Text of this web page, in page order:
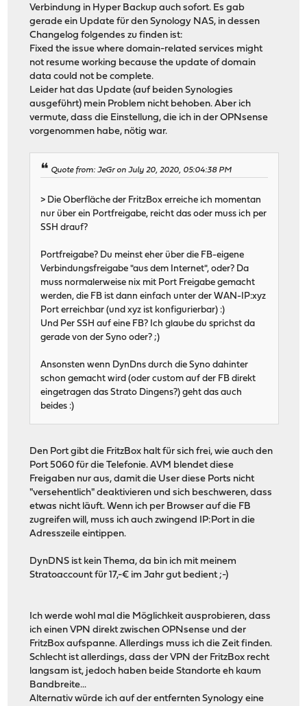
Verbindung in Hyper Backup auch sofort. Es gab
gerade ein Update für den Synology NAS, in dessen
Changelog folgendes zu finden ist:
Fixed the issue where domain-related services might
not resume working because the update of domain
data could not be complete.
Leider hat das Update (auf beiden Synologies
ausgeführt) mein Problem nicht behoben. Aber ich
vermute, dass die Einstellung, die ich in der OPNsense
vorgenommen habe, nötig war.
Quote from: JeGr on July 20, 2020, 05:04:38 PM
> Die Oberfläche der FritzBox erreiche ich momentan
nur über ein Portfreigabe, reicht das oder muss ich per
SSH drauf?
Portfreigabe? Du meinst eher über die FB-eigene
Verbindungsfreigabe "aus dem Internet", oder? Da
muss normalerweise nix mit Port Freigabe gemacht
werden, die FB ist dann einfach unter der WAN-IP:xyz
Port erreichbar (und xyz ist konfigurierbar) :)
Und Per SSH auf eine FB? Ich glaube du sprichst da
gerade von der Syno oder? ;)
Ansonsten wenn DynDns durch die Syno dahinter
schon gemacht wird (oder custom auf der FB direkt
eingetragen das Strato Dingens?) geht das auch
beides :)
Den Port gibt die FritzBox halt für sich frei, wie auch den
Port 5060 für die Telefonie. AVM blendet diese
Freigaben nur aus, damit die User diese Ports nicht
"versehentlich" deaktivieren und sich beschweren, dass
etwas nicht läuft. Wenn ich per Browser auf die FB
zugreifen will, muss ich auch zwingend IP:Port in die
Adresszeile eintippen.
DynDNS ist kein Thema, da bin ich mit meinem
Stratoaccount für 17,-€ im Jahr gut bedient ;-)
Ich werde wohl mal die Möglichkeit ausprobieren, dass
ich einen VPN direkt zwischen OPNsense und der
FritzBox aufspanne. Allerdings muss ich die Zeit finden.
Schlecht ist allerdings, dass der VPN der FritzBox recht
langsam ist, jedoch haben beide Standorte eh kaum
Bandbreite...
Alternativ würde ich auf der entfernten Synology eine